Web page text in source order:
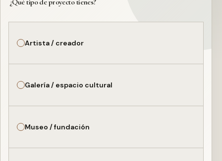
Artista / creador
Galería / espacio cultural
Museo / fundación